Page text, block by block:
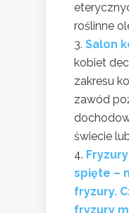
roślinne
Salon
kobiet
zakresu
zawód
świecie
spięte –
fryzury.
fryzury